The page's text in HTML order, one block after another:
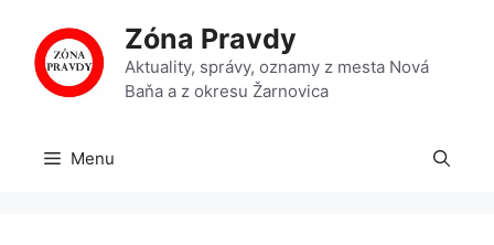
obsah
Zóna Pravdy
Aktuality, správy, oznamy z mesta Nová
Baňa a z okresu Žarnovica
Menu